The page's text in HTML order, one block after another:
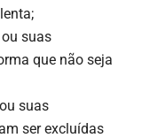
suas
que não seja
suas
ser excluídas